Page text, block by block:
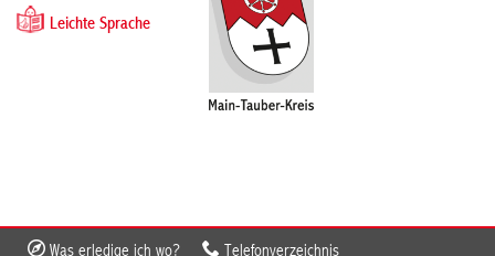
Leichte Sprache
Was erledige ich wo? Telefonverzeichnis